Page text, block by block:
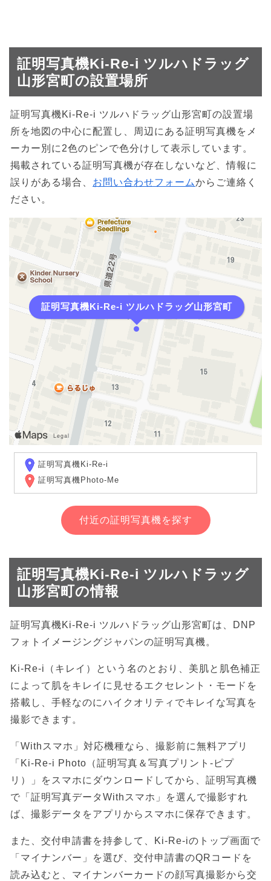
証明写真機Ki-Re-i ツルハドラッグ
山形宮町の設置場所
証明写真機Ki-Re-i ツルハドラッグ山形宮町の設置場
所を地図の中心に配置し、周辺にある証明写真機をメ
ーカー別に2色のピンで色分けして表示しています。
掲載されている証明写真機が存在しないなど、情報に
誤りがある場合、 お問い合わせフォームからご連絡く
ださい。
証明写真機Ki-Re-i ツルハドラッグ山形宮町
証明写真機Ki-Re-i
証明写真機Photo-Me
付近の証明写真機を探す
証明写真機Ki-Re-i ツルハドラッグ
山形宮町の情報
証明写真機Ki-Re-i ツルハドラッグ山形宮町は、DNP
フォトイメージングジャパンの証明写真機。
Ki-Re-i（キレイ）という名のとおり、美肌と肌色補正
によって肌をキレイに見せるエクセレント・モードを
搭載し、手軽なのにハイクオリティでキレイな写真を
撮影できます。
「Withスマホ」対応機種なら、撮影前に無料アプリ
「Ki-Re-i Photo（証明写真＆写真プリント-ピプ
リ）」をスマホにダウンロードしてから、証明写真機
で「証明写真データWithスマホ」を選んで撮影すれ
ば、撮影データをアプリからスマホに保存できます。
また、交付申請書を持参して、Ki-Re-iのトップ画面で
「マイナンバー」を選び、交付申請書のQRコードを
読み込むと、マイナンバーカードの顔写真撮影から交